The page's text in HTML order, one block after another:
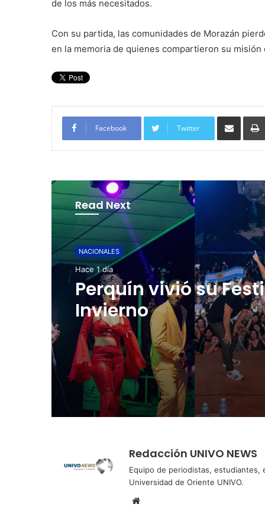
de los más necesitados.
Con su partida, las comunidades de Morazán
en la memoria de quienes compartieron su misión
Facebook Twitter
Compartir por
Read Next
NACIONALES
Hace 1 día
Perquín vivió su
Invierno
NACIONALES
Hace 2 días
Cinco planes
para aprovechar la
semana agostina
Redacción UNIVO NEWS
Equipo de periodistas, estudiantes,
Universidad de Oriente UNIVO.
Sitio